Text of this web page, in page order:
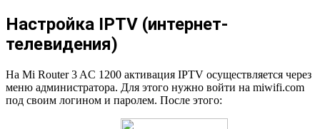
Настройка IPTV (интернет-
телевидения)
На Mi Router 3 AC 1200 активация IPTV осуществляется через
меню администратора. Для этого нужно войти на miwifi.com
под своим логином и паролем. После этого: